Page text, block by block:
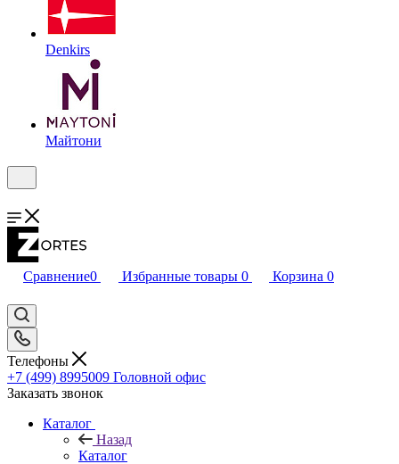
Denkirs
Майтони
Сравнение0 Избранные товары 0 Корзина 0
Телефоны
+7 (499) 8995009 Головной офис
Заказать звонок
Каталог
Назад
Каталог